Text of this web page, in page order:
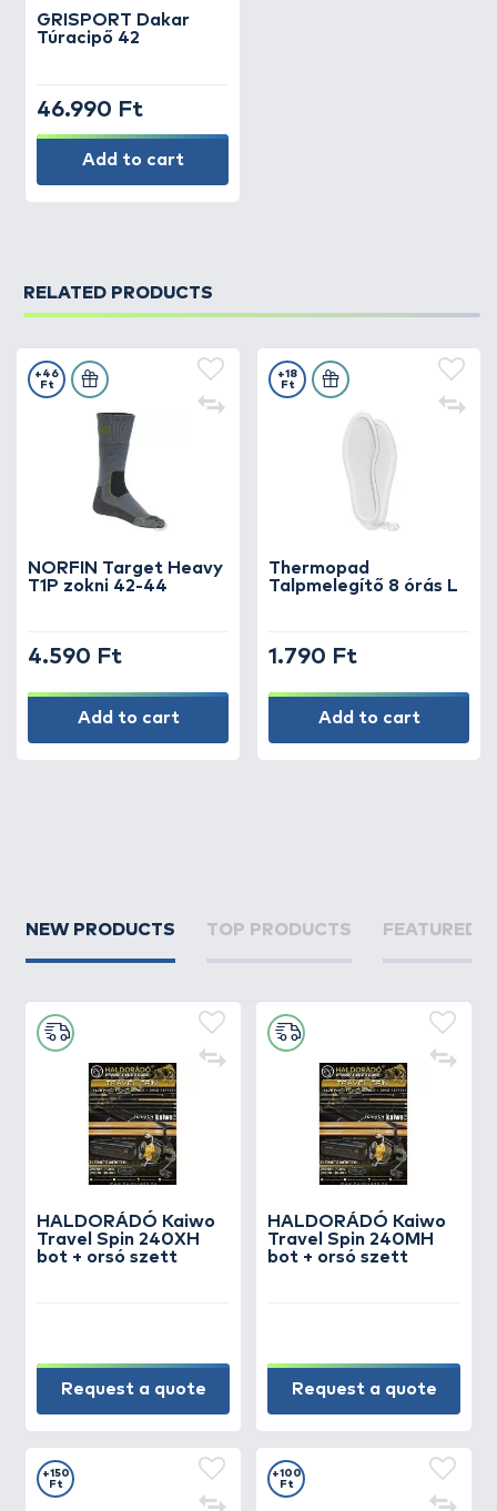
GRISPORT Dakar
Túracipő 42
46.990 Ft
Add to cart
RELATED PRODUCTS
NORFIN Target Heavy
T1P zokni 42-44
+46
Ft
4.590 Ft
Add to cart
Thermopad
Talpmelegítő 8 órás L
+18
Ft
1.790 Ft
Add to cart
NEW PRODUCTS TOP PRODUCTS FEATURED
HALDORÁDÓ Kaiwo
Travel Spin 240XH
bot + orsó szett
Request a quote
HALDORÁDÓ Kaiwo
Travel Spin 240MH
bot + orsó szett
Request a quote
+150
Ft
+100
Ft